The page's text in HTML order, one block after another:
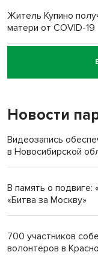
Житель Купино
матери от COVID-19
Новосибирский суд
пенсионерки на
Новости
Видеозапись
в Новосибирской
В память о подвиге:
«Битва за Москву»
700 участников
волонтёров в